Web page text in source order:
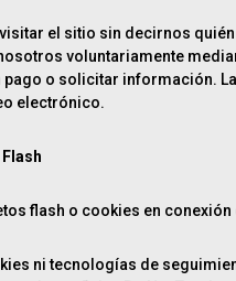
visitar el sitio sin decirnos
voluntariamente
pago o solicitar información.
electrónico.
flash o cookies en conexión
ni tecnologías de